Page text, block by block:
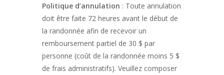
Politique d’annulation : Toute annulation
doit être faite 72 heures avant le début de
la randonnée afin de recevoir un
remboursement partiel de 30 $ par
personne (coût de la randonnée moins 5 $
de frais administratifs). Veuillez composer